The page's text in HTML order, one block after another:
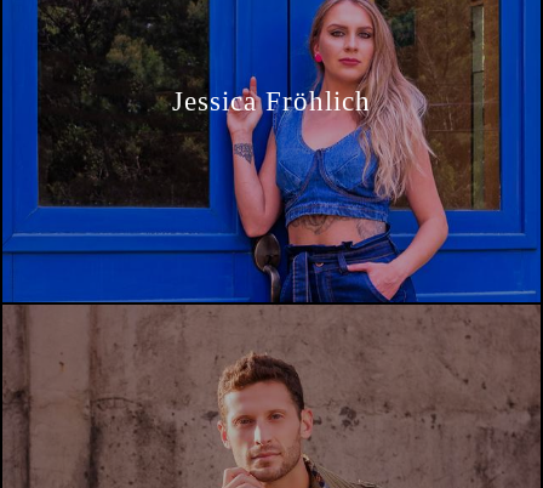
Jessica Fröhlich